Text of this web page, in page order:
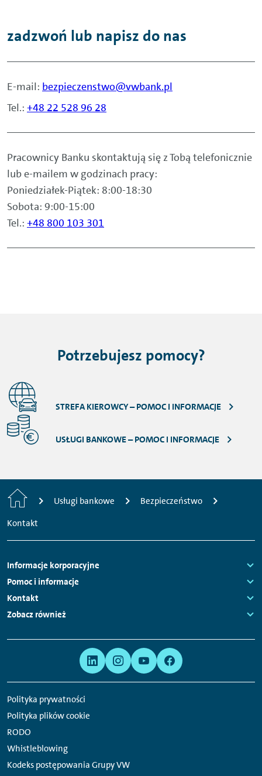
zadzwoń lub napisz do nas
E-mail: bezpieczenstwo@vwbank.pl
Tel.: +48 22 528 96 28
Pracownicy Banku skontaktują się z Tobą telefonicznie
lub e-mailem w godzinach pracy:
Poniedziałek-Piątek: 8:00-18:30
Sobota: 9:00-15:00
Tel.: +48 800 103 301
Potrzebujesz pomocy?
STREFA KIEROWCY – POMOC I INFORMACJE
USŁUGI BANKOWE – POMOC I INFORMACJE
Strona Usługi bankowe
Bezpieczeństwo
Kontakt
Nawigacja
stopki
Informacje korporacyjne
Links:
Pomoc i informacje
Links:
Kontakt
Links:
Zobacz również
Polityka prywatności
Polityka plików cookie
RODO
Whistleblowing
Kodeks postępowania Grupy VW
serwisów
społecznościowych